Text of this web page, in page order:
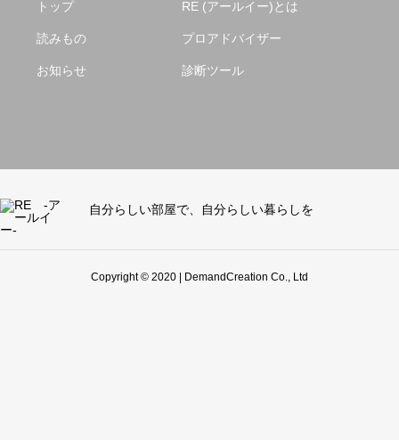
トップ RE (アールイー)とは
読みもの プロアドバイザー
お知らせ 診断ツール
自分らしい部屋で、自分らしい暮らしを
Copyright © 2020 | DemandCreation Co., Ltd